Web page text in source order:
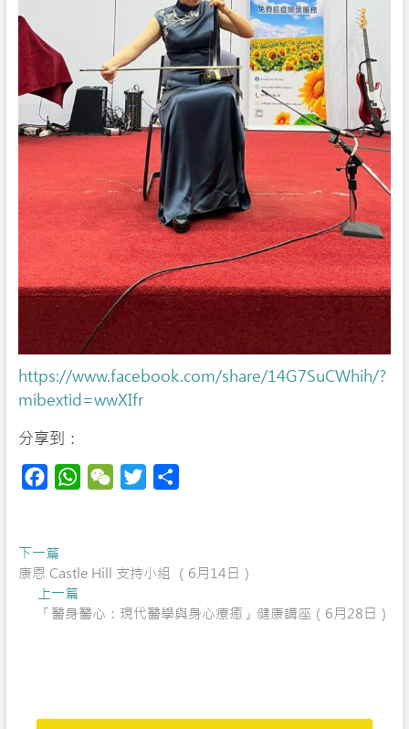
https://www.facebook.com/share/14G7SuCWhih/?
mibextid=wwXIfr
分享到：
e
b
o
W
s
A
W
a
t
e
e
Post
navigation
下一篇Previous
post:
康恩 Castle Hill 支持小組 （6月14日）
上一篇
post:
「醫身醫心：現代醫學與身心療癒」健康講座（6月28日）